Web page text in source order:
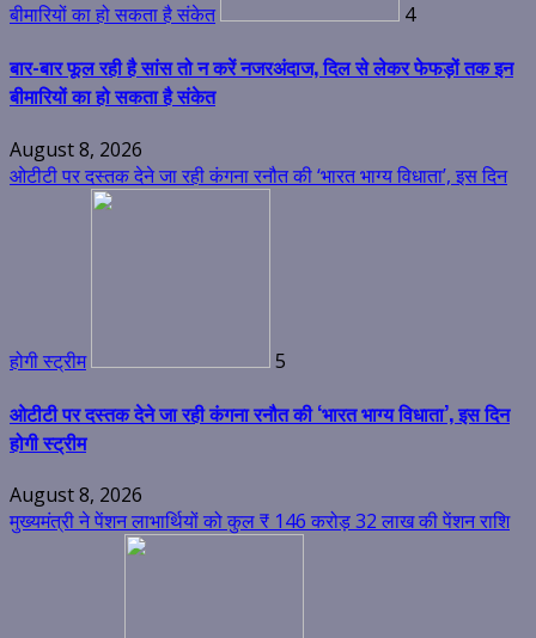
बीमारियों का हो सकता है संकेत 4
बार-बार फूल रही है सांस तो न करें नजरअंदाज, दिल से लेकर फेफड़ों तक इन
बीमारियों का हो सकता है संकेत
August 8, 2026
ओटीटी पर दस्तक देने जा रही कंगना रनौत की ‘भारत भाग्य विधाता’, इस दिन
होगी स्ट्रीम 5
ओटीटी पर दस्तक देने जा रही कंगना रनौत की ‘भारत भाग्य विधाता’, इस दिन
होगी स्ट्रीम
August 8, 2026
मुख्यमंत्री ने पेंशन लाभार्थियों को कुल ₹ 146 करोड़ 32 लाख की पेंशन राशि